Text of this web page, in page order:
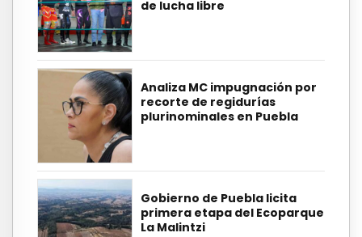
de lucha libre
Analiza MC impugnación por
recorte de regidurías
plurinominales en Puebla
Gobierno de Puebla licita
primera etapa del Ecoparque
La Malintzi